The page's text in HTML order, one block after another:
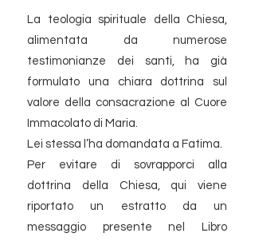
La teologia spirituale della Chiesa,
alimentata da numerose
testimonianze dei santi, ha già
formulato una chiara dottrina sul
valore della consacrazione al Cuore
Immacolato di Maria.
Lei stessa l’ha domandata a Fatima.
Per evitare di sovrapporci alla
dottrina della Chiesa, qui viene
riportato un estratto da un
messaggio presente nel Libro